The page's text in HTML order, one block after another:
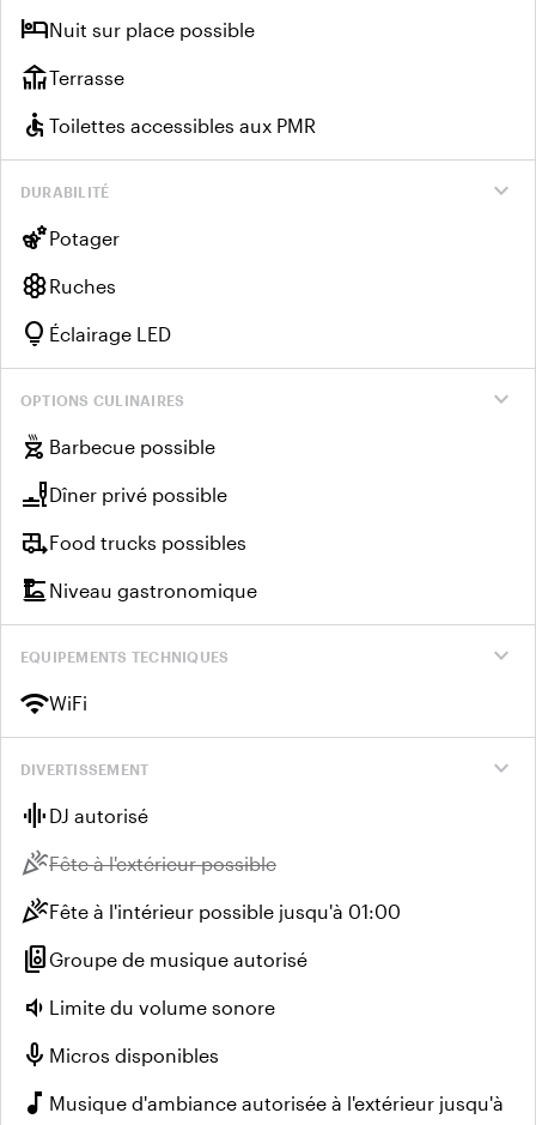
hotelNuit sur place possible
deckTerrasse
accessible Toilettes accessibles aux PMR
expand_more
DURABILITÉ
emoji_naturePotager
hiveRuches
lightbulb Éclairage LED
expand_more
OPTIONS CULINAIRES
outdoor_grill Barbecue possible
brunch_diningDîner privé possible
rv_hookupFood trucks possibles
dinner_diningNiveau gastronomique
expand_more
EQUIPEMENTS TECHNIQUES
wifiWiFi
expand_more
DIVERTISSEMENT
graphic_eq DJ autorisé
celebrationIndisponible :
Fête à l'extérieur possible
celebrationFête à l'intérieur possible jusqu'à 01:00
speaker_groupGroupe de musique autorisé
volume_down Limite du volume sonore
mic Micros disponibles
music_note Musique d'ambiance autorisée à l'extérieur jusqu'à